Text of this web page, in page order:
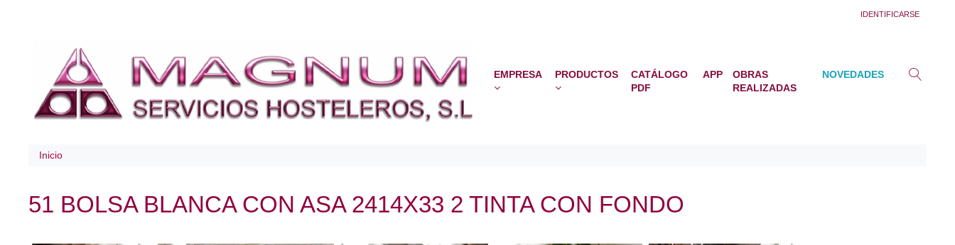
IDENTIFICARSE
EMPRESA PRODUCTOS
CATÁLOGO
PDF
APP
OBRAS
REALIZADAS
NOVEDADES
Inicio
51 BOLSA BLANCA CON ASA 2414X33 2 TINTA CON FONDO